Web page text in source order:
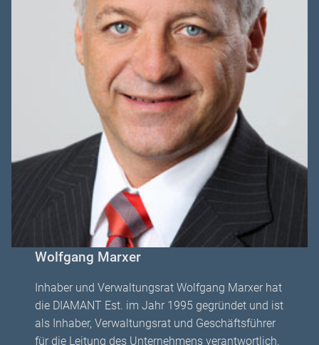
Wolfgang Marxer
Inhaber und Verwaltungsrat Wolfgang Marxer hat
die DIAMANT Est. im Jahr 1995 gegründet und ist
als Inhaber, Verwaltungsrat und Geschäftsführer
für die Leitung des Unternehmens verantwortlich.